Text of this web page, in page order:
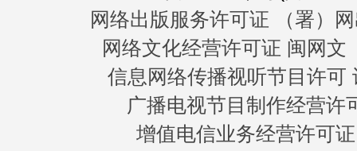
网络出版服务许可证 （署）
网络文化经营许可证 闽网文
信息网络传播视听节目许可
广播电视节目制作经营许
增值电信业务经营许可